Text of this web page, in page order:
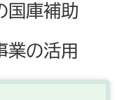
国庫補助
業の活用